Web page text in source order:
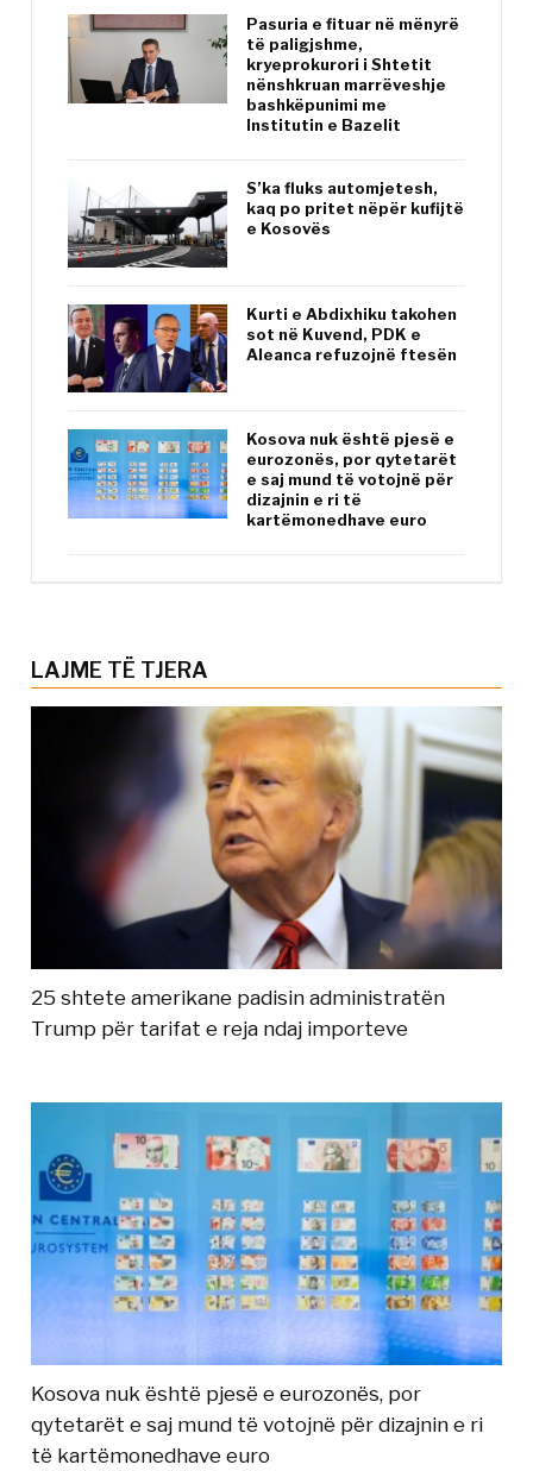
Pasuria e fituar në mënyrë
të paligjshme,
kryeprokurori i Shtetit
nënshkruan marrëveshje
bashkëpunimi me
Institutin e Bazelit
S’ka fluks automjetesh,
kaq po pritet nëpër kufijtë
e Kosovës
Kurti e Abdixhiku takohen
sot në Kuvend, PDK e
Aleanca refuzojnë ftesën
Kosova nuk është pjesë e
eurozonës, por qytetarët
e saj mund të votojnë për
dizajnin e ri të
kartëmonedhave euro
LAJME TË TJERA
25 shtete amerikane padisin administratën
Trump për tarifat e reja ndaj importeve
Kosova nuk është pjesë e eurozonës, por
qytetarët e saj mund të votojnë për dizajnin e ri
të kartëmonedhave euro